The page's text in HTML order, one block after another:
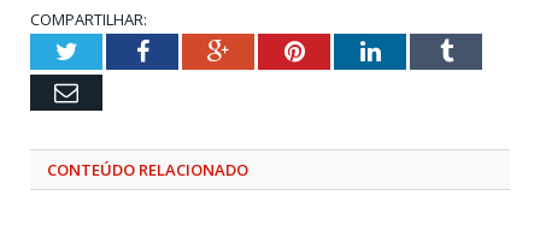
COMPARTILHAR:
TwitterFacebookGoogle+PinterestLinkedInTumblr
Email
CONTEÚDO RELACIONADO